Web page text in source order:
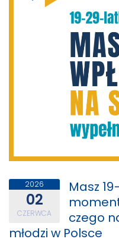
2026
02
CZERWCA
Masz
czego
młodzi w Polsce